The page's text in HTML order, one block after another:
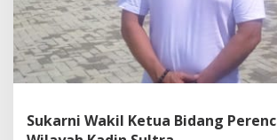
r
h
a
t
i
L
Sukarni Wakil Ketua Bidang